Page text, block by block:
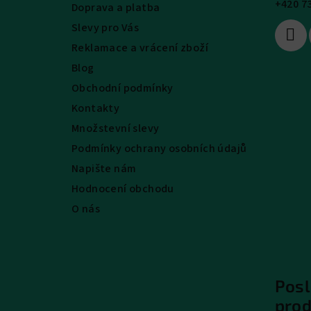
Doprava a platba
Slevy pro Vás
Reklamace a vrácení zboží
Blog
Obchodní podmínky
Kontakty
Množstevní slevy
Podmínky ochrany osobních údajů
Napište nám
Hodnocení obchodu
O nás
+420